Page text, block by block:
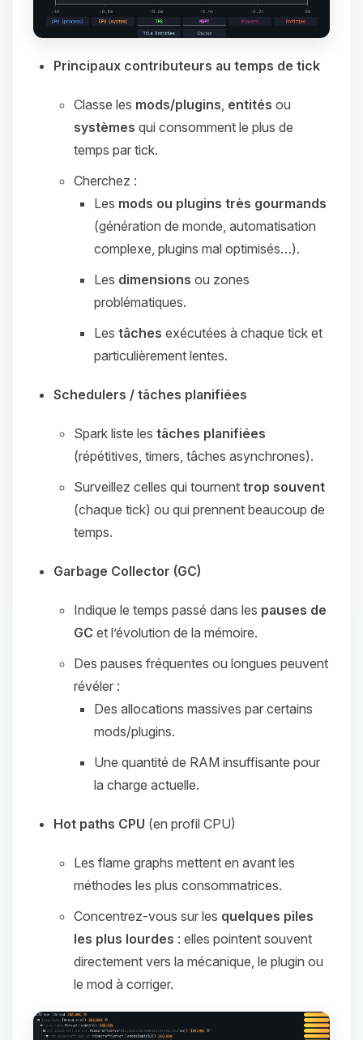
Principaux contributeurs au temps de tick
Classe les mods/plugins entités ou
systèmes qui consomment le plus de
temps par tick.
Cherchez :
Les mods ou plugins très gourmands
(génération de monde, automatisation
complexe, plugins mal optimisés…).
Les dimensions ou zones
problématiques.
Les tâches exécutées à chaque tick et
particulièrement lentes.
Schedulers / tâches planifiées
Spark liste les tâches planifiées
(répétitives, timers, tâches asynchrones).
Surveillez celles qui tournent trop souvent
(chaque tick) ou qui prennent beaucoup de
temps.
Garbage Collector (GC)
Indique le temps passé dans les pauses de
GC et l’évolution de la mémoire.
Des pauses fréquentes ou longues peuvent
révéler :
Des allocations massives par certains
mods/plugins.
Une quantité de RAM insuffisante pour
la charge actuelle.
Hot paths CPU (en profil CPU)
Les flame graphs mettent en avant les
méthodes les plus consommatrices.
Concentrez‑vous sur les quelques piles
les plus lourdes : elles pointent souvent
directement vers la mécanique, le plugin ou
le mod à corriger.